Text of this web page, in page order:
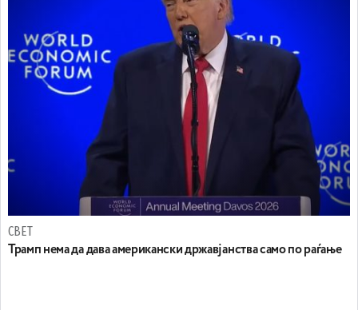
СВЕТ
Трамп нема да дава американски државјанства само по раѓање